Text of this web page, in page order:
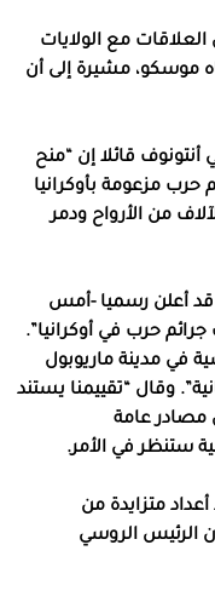
مع الولايات
موسكو، مشيرة إلى أن
قائلا إن “منح
مزعومة بأوكرانيا
من الأرواح ودمر
قد أعلن رسميا -أمس
جرائم حرب في أوكرانيا”.
في مدينة ماريوبول
وقال “تقييمنا يستند
مصادر عامة
ستنظر في الأمر.
متزايدة من
الرئيس الروسي